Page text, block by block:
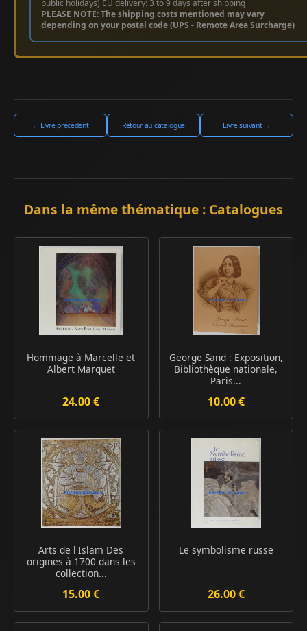
public holidays) EU delivery: 3 to 9 days after shipping
PLEASE NOTE: The shipping costs mentioned may vary
depending on your postal code (UPS - Remote Area Surcharge)
← Livre précédent Retour au catalogue Livre suivant →
Dans la même thématique : Catalogues
Hommage à Marcelle et
Albert Marquet
24.00 €
George Sand : Exposition,
Bibliothèque nationale,
Paris...
10.00 €
Arts de l'Islam Des
origines à 1700 dans les
collection...
15.00 €
Le symbolisme russe
26.00 €